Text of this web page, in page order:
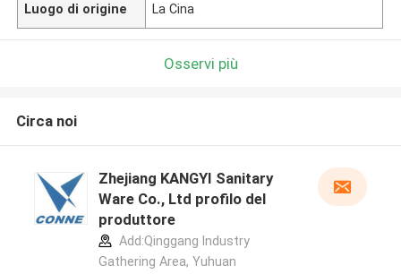
Luogo di origine La Cina
Osservi più
Circa noi
Zhejiang KANGYI Sanitary
Ware Co., Ltd profilo del
produttore
Add:Qinggang lndustry
Gathering Area, Yuhuan